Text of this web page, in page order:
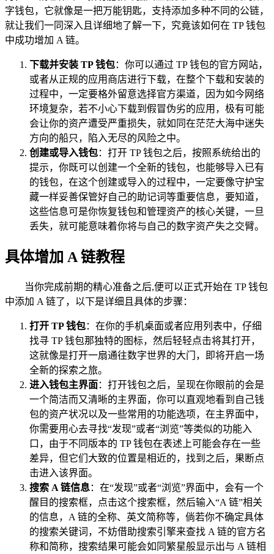
字钱包，它就像是一把万能钥匙，支持添加多种不同的公链，
就让我们一同深入且详细地了解一下，究竟该如何在 TP 钱包
中成功增加 A 链。
下载并安装 TP 钱包：你可以通过 TP 钱包的官方网站，
或者从正规的应用商店进行下载，在整个下载和安装的
过程中，一定要格外留意选择官方渠道，因为如今网络
环境复杂，若不小心下载到假冒伪劣的应用，极有可能
会让你的资产遭受严重损失，就如同在茫茫大海中迷失
方向的船只，陷入无尽的风险之中。
创建或导入钱包：打开 TP 钱包之后，按照系统给出的
提示，你既可以创建一个全新的钱包，也能够导入已有
的钱包，在这个创建或导入的过程中，一定要像守护宝
藏一样妥善保管好自己的助记词等重要信息，要知道，
这些信息可是你恢复钱包和管理资产的核心关键，一旦
丢失，就可能意味着你将与自己的数字资产失之交臂。
具体增加 A 链教程
当你完成前期的精心准备之后,便可以正式开始在 TP 钱包
中添加 A 链了，以下是详细且具体的步骤：
打开 TP 钱包：在你的手机桌面或者应用列表中，仔细
找寻 TP 钱包那独特的图标，然后轻轻点击将其打开，
这就像是打开一扇通往数字世界的大门，即将开启一场
全新的探索之旅。
进入钱包主界面：打开钱包之后，呈现在你眼前的会是
一个简洁而又清晰的主界面，你可以直观地看到自己钱
包的资产状况以及一些常用的功能选项，在主界面中，
你需要用心去寻找“发现”或者“浏览”等类似的功能入
口，由于不同版本的 TP 钱包在表述上可能会存在一些
差异，但它们大致的位置是相近的，找到之后，果断点
击进入该界面。
搜索 A 链信息：在“发现”或者“浏览”界面中，会有一个
醒目的搜索框，点击这个搜索框，然后输入“A 链”相关
的信息，A 链的全称、英文简称等，倘若你不确定具体
的搜索关键词，不妨借助搜索引擎来查找 A 链的官方名
称和简称，搜索结果可能会如同繁星般显示出与 A 链相